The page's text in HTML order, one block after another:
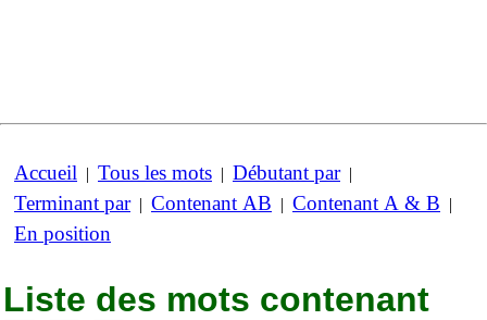
Accueil | Tous les mots | Débutant par|
Terminant par| Contenant AB | Contenant A & B |
En position
Liste des mots contenant